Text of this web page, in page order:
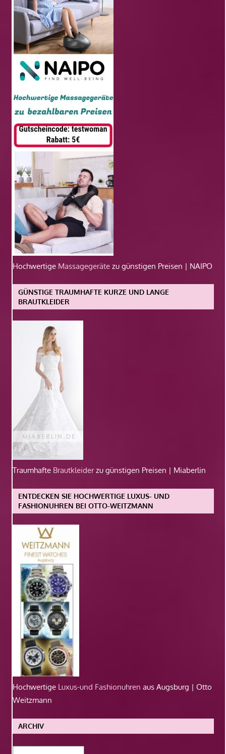
Hochwertige Massagegeräte zu günstigen Preisen | NAIPO
GÜNSTIGE TRAUMHAFTE KURZE UND LANGE
BRAUTKLEIDER
Traumhafte Brautkleiderzu günstigen Preisen | Miaberlin
ENTDECKEN SIE HOCHWERTIGE LUXUS- UND
FASHIONUHREN BEI OTTO-WEITZMANN
Hochwertige Luxus-und Fashionuhren aus Augsburg | Otto
Weitzmann
ARCHIV